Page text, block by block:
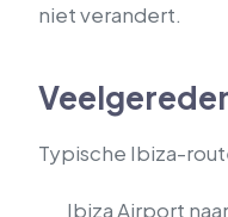
niet verandert.
Typische Ibiza-
Ibiza Airport